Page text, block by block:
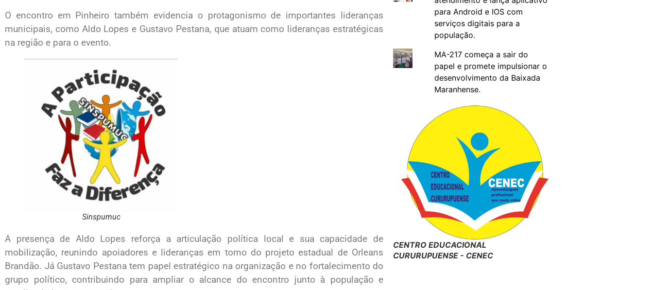
O encontro em Pinheiro também evidencia o protagonismo de importantes lideranças
municipais, como Aldo Lopes e Gustavo Pestana, que atuam como lideranças estratégicas
na região e para o evento.
Sinspumuc
A presença de Aldo Lopes reforça a articulação política local e sua capacidade de
mobilização, reunindo apoiadores e lideranças em torno do projeto estadual de Orleans
Brandão. Já Gustavo Pestana tem papel estratégico na organização e no fortalecimento do
grupo político, contribuindo para ampliar o alcance do encontro junto à população e
para Android e IOS com
serviços digitais para a
população.
MA-217 começa a sair do
papel e promete impulsionar o
desenvolvimento da Baixada
Maranhense.
CENTRO EDUCACIONAL
CURURUPUENSE - CENEC